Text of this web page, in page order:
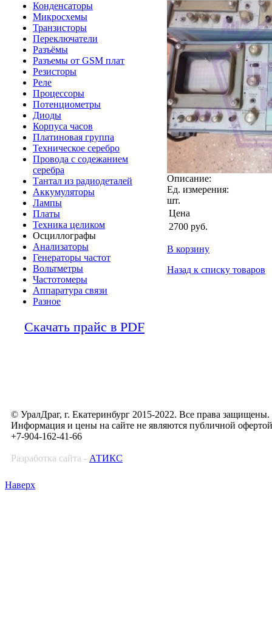
Конденсаторы
Микросхемы
Транзисторы
Переключатели
Разъёмы
Разъемы от GSM плат
Резисторы
Реле
Процессоры
Потенциометры
Диоды
Корпуса часов
Платиновая группа
Техническое серебро
Провода с содежанием
серебра
Тантал из радиодеталей
Аккумуляторы
Лампы
Платы
Техника целиком
Осциллографы
Анализаторы
Генераторы частот
Вольтметры
Частотомеры
Аппаратура связи
Разное
Скачать прайс в PDF
Описание:
Ед. измерения:
шт.
Цена
2700 руб.
В корзину
Назад к списку товаров
© УралДраг, г. Екатеринбург 2015-2022. Все права защищены.
Информация и цены на сайте не являются публичной офертой
+7-904-162-41-66
Разработка сайта - АТИКС
Наверх